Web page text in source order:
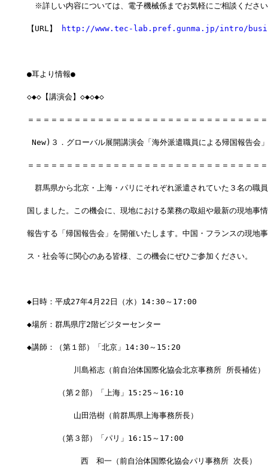
※詳しい内容については、電子機械係までお気軽にご相談くださ
【URL】 http://www.tec-lab.pref.gunma.jp/intro/
●耳より情報●
◇◆◇【講演会】◇◆◇◆◇
＝＝＝＝＝＝＝＝＝＝＝＝＝＝＝＝＝＝＝＝＝＝＝＝＝＝＝＝＝＝
New)３．グローバル展開講演会「海外派遣職員による帰国報告会
＝＝＝＝＝＝＝＝＝＝＝＝＝＝＝＝＝＝＝＝＝＝＝＝＝＝＝＝＝＝
群馬県から北京・上海・パリにそれぞれ派遣されていた３名の職
国しました。この機会に、現地における業務の取組や最新の現地事
報告する「帰国報告会」を開催いたします。中国・フランスの現地
ス・社会等に関心のある皆様、この機会にぜひご参加ください。
◆日時：平成27年4月22日（水）14:30～17:00
◆場所：群馬県庁2階ビジターセンター
◆講師：（第１部）「北京」14:30～15:20
川島裕志（前自治体国際化協会北京事務所 所長補佐
（第２部）「上海」15:25～16:10
山田浩樹（前群馬県上海事務所長）
（第３部）「パリ」16:15～17:00
西　和一（前自治体国際化協会パリ事務所 次長）